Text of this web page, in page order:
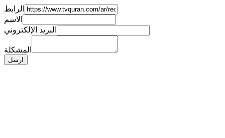
الرابط
الاسم
البريد الإلكتروني
المشكلة
ارسل